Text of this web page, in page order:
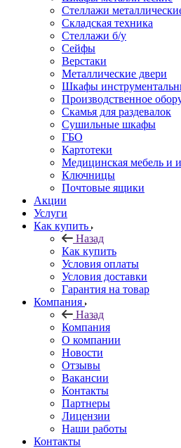
Стеллажи
Складская техника
Стеллажи б/у
Сейфы
Верстаки
Металлические двери
Шкафы
Производственное
Скамья для раздевалок
Сушильные шкафы
ГБО
Картотеки
Медицинская мебель и
Ключницы
Почтовые ящики
Акции
Услуги
Как купить
Назад
Как купить
Условия оплаты
Условия доставки
Гарантия на товар
Компания
Назад
Компания
О компании
Новости
Отзывы
Вакансии
Контакты
Партнеры
Лицензии
Наши работы
Контакты